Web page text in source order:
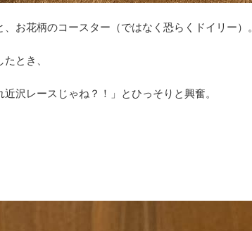
お花柄のコースター（ではなく恐らくドイリー）。
とき、
近沢レースじゃね？！」とひっそりと興奮。